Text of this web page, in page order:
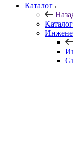
Каталог
Каталог